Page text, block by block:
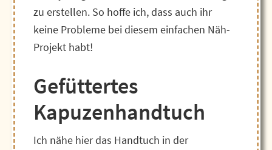
zu erstellen. So hoffe ich, dass auch ihr
keine Probleme bei diesem einfachen Näh-
Projekt habt!
Gefüttertes
Kapuzenhandtuch
Ich nähe hier das Handtuch in der